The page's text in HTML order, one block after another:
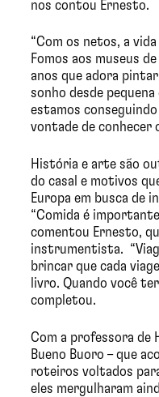
nos contou Ernesto.
“Com os netos, a
Fomos aos museus
anos que adora
sonho desde
estamos
vontade de conhecer
História e arte são
do casal e motivos
Europa em busca de
“Comida é
comentou Ernesto,
instrumentista.
brincar que cada
livro. Quando você
completou.
Com a professora de
Bueno Buoro – que
roteiros voltados
eles mergulharam